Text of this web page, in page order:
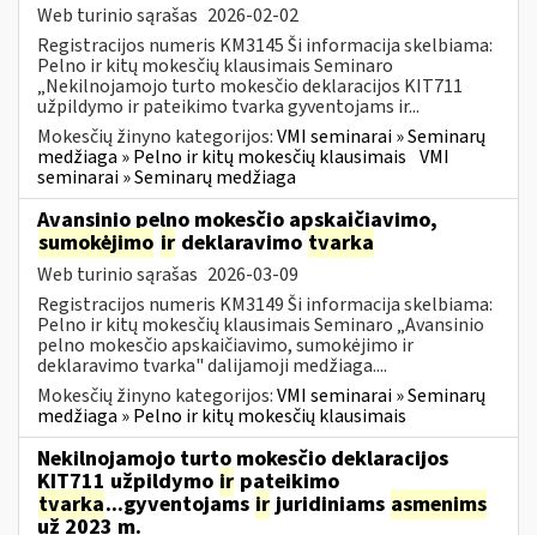
Web turinio sąrašas 2026-02-02
Registracijos numeris KM3145 Ši informacija skelbiama:
Pelno ir kitų mokesčių klausimais Seminaro
„Nekilnojamojo turto mokesčio deklaracijos KIT711
užpildymo ir pateikimo tvarka gyventojams ir...
Mokesčių žinyno kategorijos:VMI seminarai » Seminarų
medžiaga » Pelno ir kitų mokesčių klausimais VMI
seminarai » Seminarų medžiaga
Avansinio pelno mokesčio apskaičiavimo,
sumokėjimo ir deklaravimo tvarka
Web turinio sąrašas 2026-03-09
Registracijos numeris KM3149 Ši informacija skelbiama:
Pelno ir kitų mokesčių klausimais Seminaro „Avansinio
pelno mokesčio apskaičiavimo, sumokėjimo ir
deklaravimo tvarka" dalijamoji medžiaga....
Mokesčių žinyno kategorijos:VMI seminarai » Seminarų
medžiaga » Pelno ir kitų mokesčių klausimais
Nekilnojamojo turto mokesčio deklaracijos
KIT711 užpildymo ir pateikimo
tvarka...gyventojams irjuridiniams asmenims
už 2023 m.